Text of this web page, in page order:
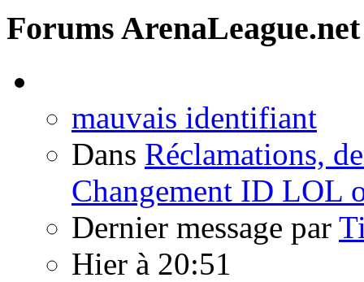
Forums ArenaLeague.net
mauvais identifiant
Dans Réclamations,
Changement ID LOL
Dernier message par
Hier à 20:51